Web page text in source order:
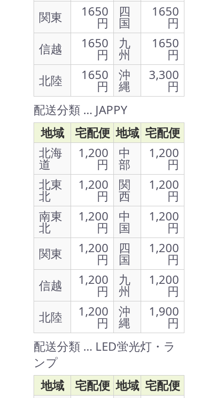
関東
1650
円
四
国
1650
円
信越
1650
円
九
州
1650
円
北陸
1650
円
沖
縄
3,300
円
配送分類 … JAPPY
地域
宅配便 地域 宅配便
北海
道
1,200
円
中
部
1,200
円
北東
北
1,200
円
関
西
1,200
円
南東
北
1,200
円
中
国
1,200
円
関東
1,200
円
四
国
1,200
円
信越
1,200
円
九
州
1,200
円
北陸
1,200
円
沖
縄
1,900
円
配送分類 … LED蛍光灯・ラ
ンプ
地域
宅配便 地域 宅配便